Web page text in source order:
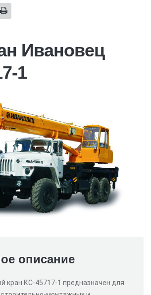
Ивановец
1
описание
кран КС-45717-1 предназначен для